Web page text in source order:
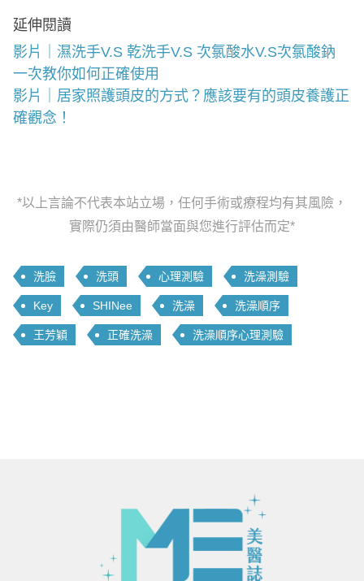
延伸閱讀
影片｜濕洗手V.S 乾洗手V.S 次氯酸水V.S次氯酸鈉
一次教你如何正確使用
影片｜居家照護頭皮的方式？應該要有的頭皮養護正
確觀念！
*以上言論不代表本站立場，任何手術或療程均有其風險，
實際仍須由醫師當面與您進行評估而定*
洗臉 洗頭 心理測驗 洗澡測驗
Key SHINee 洗澡 洗澡順序
王芳穎 正確洗澡 洗澡順序心理測驗